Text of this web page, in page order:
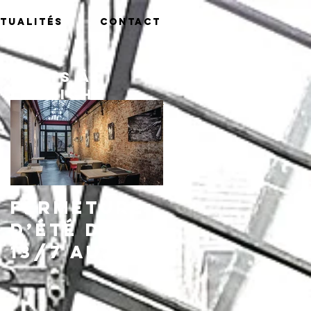
Contact
Posts à
l'affiche
Fermeture
d’été du
13/7 au
16/8,
réouvertu